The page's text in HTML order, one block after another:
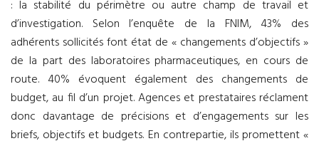
: la stabilité du périmètre ou autre champ de travail et
d’investigation. Selon l’enquête de la FNIM, 43% des
adhérents sollicités font état de « changements d’objectifs »
de la part des laboratoires pharmaceutiques, en cours de
route. 40% évoquent également des changements de
budget, au fil d’un projet. Agences et prestataires réclament
donc davantage de précisions et d’engagements sur les
briefs, objectifs et budgets. En contrepartie, ils promettent «